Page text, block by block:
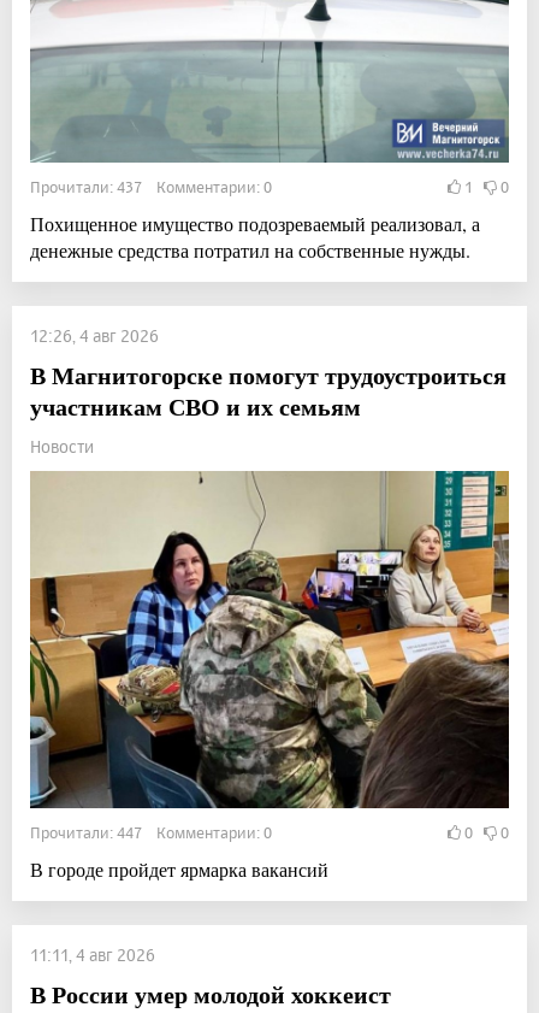
Прочитали: 437 Комментарии: 0 1 0
Похищенное имущество подозреваемый реализовал, а
денежные средства потратил на собственные нужды.
12:26, 4 авг 2026
В Магнитогорске помогут трудоустроиться
участникам СВО и их семьям
Новости
Прочитали: 447 Комментарии: 0 0 0
В городе пройдет ярмарка вакансий
11:11, 4 авг 2026
В России умер молодой хоккеист